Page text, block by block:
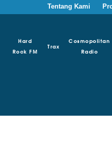
Tentang Kami
Hard
Rock FM
Trax
Cosmopolitan
Radio